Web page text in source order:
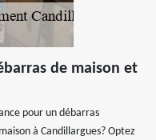
de maison et
pour un débarras
à Candillargues? Optez